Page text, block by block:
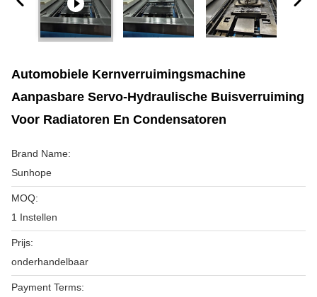
Automobiele Kernverruimingsmachine
Aanpasbare Servo-Hydraulische Buisverruiming
Voor Radiatoren En Condensatoren
Brand Name:
Sunhope
MOQ:
1 Instellen
Prijs:
onderhandelbaar
Payment Terms: